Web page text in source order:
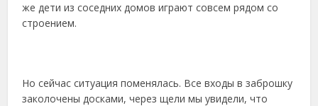
же дети из соседних домов играют совсем рядом со
строением.
Но сейчас ситуация поменялась. Все входы в заброшку
заколочены досками, через щели мы увидели, что